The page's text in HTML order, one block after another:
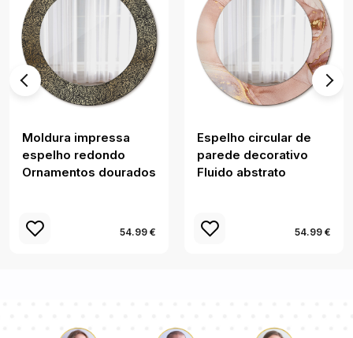
Moldura impressa
espelho redondo
Ornamentos dourados
54.99 €
Espelho circular de
parede decorativo
Fluido abstrato
54.99 €